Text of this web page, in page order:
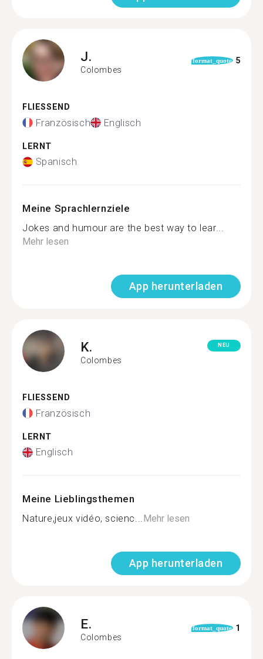
J.
Colombes
format_quote 5
FLIESSEND
Französisch Englisch
LERNT
Spanisch
Meine Sprachlernziele
Jokes and humour are the best way to lear...
Mehr lesen
App herunterladen
K.
Colombes
NEU
FLIESSEND
Französisch
LERNT
Englisch
Meine Lieblingsthemen
Nature,jeux vidéo, scienc...Mehr lesen
App herunterladen
E.
Colombes
format_quote 1